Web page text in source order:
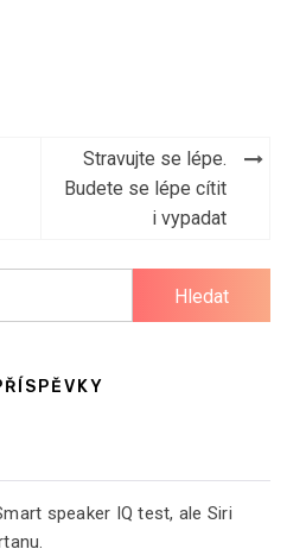
Stravujte se lépe.
Budete se lépe cítit
i vypadat
speaker IQ test, ale Siri